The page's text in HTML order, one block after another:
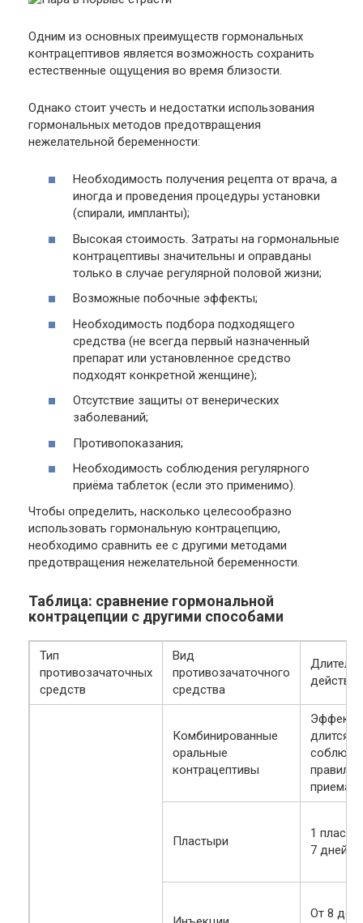
Одним из основных преимуществ гормональных
контрацептивов является возможность сохранить
естественные ощущения во время близости.
Однако стоит учесть и недостатки использования
гормональных методов предотвращения
нежелательной беременности:
Необходимость получения рецепта от врача, а
иногда и проведения процедуры установки
(спирали, импланты);
Высокая стоимость. Затраты на гормональные
контрацептивы значительны и оправданы
только в случае регулярной половой жизни;
Возможные побочные эффекты;
Необходимость подбора подходящего
средства (не всегда первый назначенный
препарат или установленное средство
подходят конкретной женщине);
Отсутствие защиты от венерических
заболеваний;
Противопоказания;
Необходимость соблюдения регулярного
приёма таблеток (если это применимо).
Чтобы определить, насколько целесообразно
использовать гормональную контрацепцию,
необходимо сравнить ее с другими методами
предотвращения нежелательной беременности.
Таблица: сравнение гормональной
контрацепции с другими способами
Тип
противозачаточных
средств
Вид
противозачаточного
средства
действия
Комбинированные
оральные
контрацептивы
Эффект
длится
правила
приема
Пластыри
1
7 дней
От 8 до